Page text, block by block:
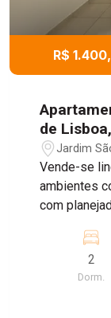
R$
de
Paulo/
Jardim
Vende-se
ambientes
com
garagens
2
Dorm.